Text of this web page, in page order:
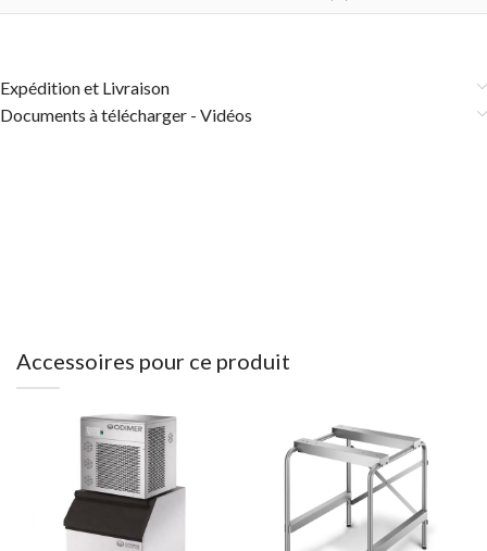
Expédition et Livraison
Documents à télécharger - Vidéos
Accessoires pour ce produit